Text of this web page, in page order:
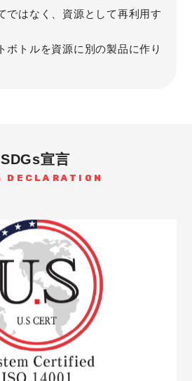
ではなく、資源として再利用す
ボトルを資源に別の製品に作り
SDGs宣言
DECLARATION